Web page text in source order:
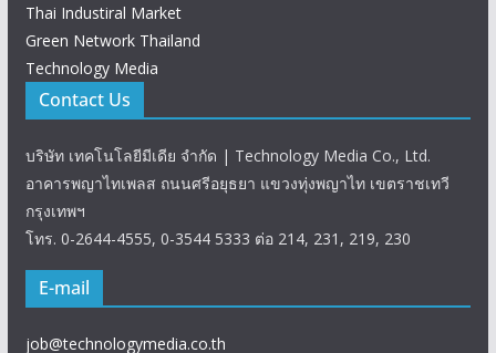
Thai Industiral Market
Green Network Thailand
Technology Media
Contact Us
บริษัท เทคโนโลยีมีเดีย จำกัด | Technology Media Co., Ltd.
อาคารพญาไทเพลส ถนนศรีอยุธยา แขวงทุ่งพญาไท เขตราชเทวี
กรุงเทพฯ
โทร. 0-2644-4555, 0-3544 5333 ต่อ 214, 231, 219, 230
E-mail
job@technologymedia.co.th